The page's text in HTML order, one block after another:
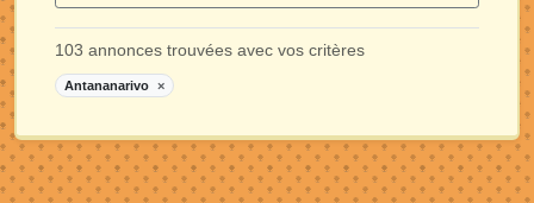
103 annonces trouvées avec vos critères
Antananarivo ×